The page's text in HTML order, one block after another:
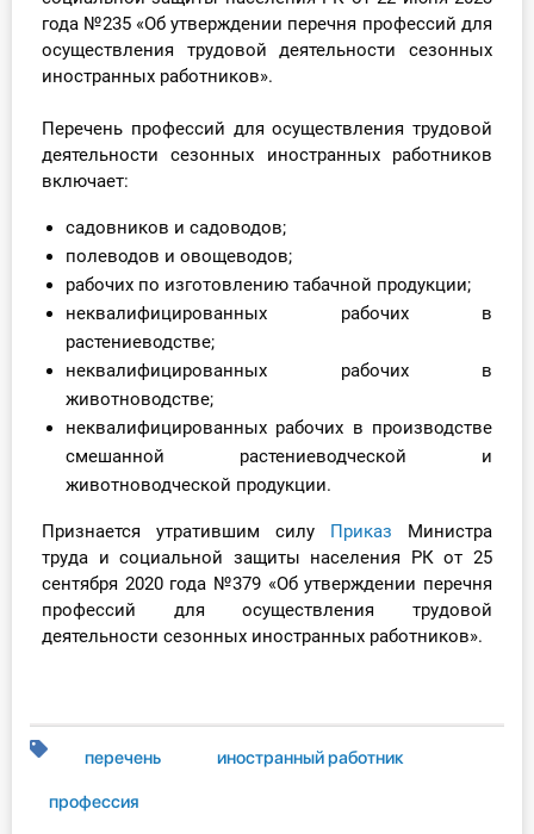
Участник ВЭД
Практика ИП
Кадры. Труд. Зарплата.
Учет по отраслям
Интернет-магазин
О Системе
Обучение
Тестирование для
бухгалтера
года №235 «Об утверждении перечня профессий для
осуществления трудовой деятельности сезонных
иностранных работников».
Перечень профессий для осуществления трудовой
деятельности сезонных иностранных работников
включает:
садовников и садоводов;
полеводов и овощеводов;
рабочих по изготовлению табачной продукции;
неквалифицированных рабочих в
растениеводстве;
неквалифицированных рабочих в
животноводстве;
неквалифицированных рабочих в производстве
смешанной растениеводческой и
животноводческой продукции.
Признается утратившим силу Приказ Министра
труда и социальной защиты населения РК от 25
сентября 2020 года №379 «Об утверждении перечня
профессий для осуществления трудовой
деятельности сезонных иностранных работников».
перечень иностранный работник
профессия